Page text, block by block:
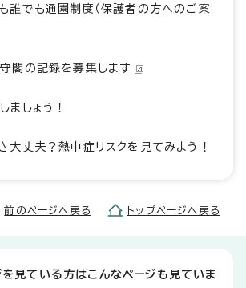
誰でも通園制度（保護者の方へのご案
閣の記録を募集します
ましょう！
大丈夫？熱中症リスクを見てみよう！
前のページへ戻る トップページへ戻る
を見ている方はこんなページも見ていま